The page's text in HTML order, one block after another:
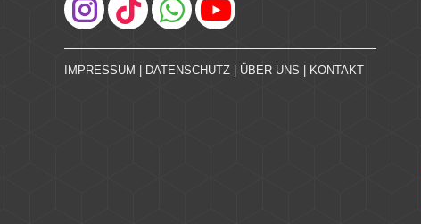
Instagram
IMPRESSUM DATENSCHUTZ ÜBER UNS KONTAKT